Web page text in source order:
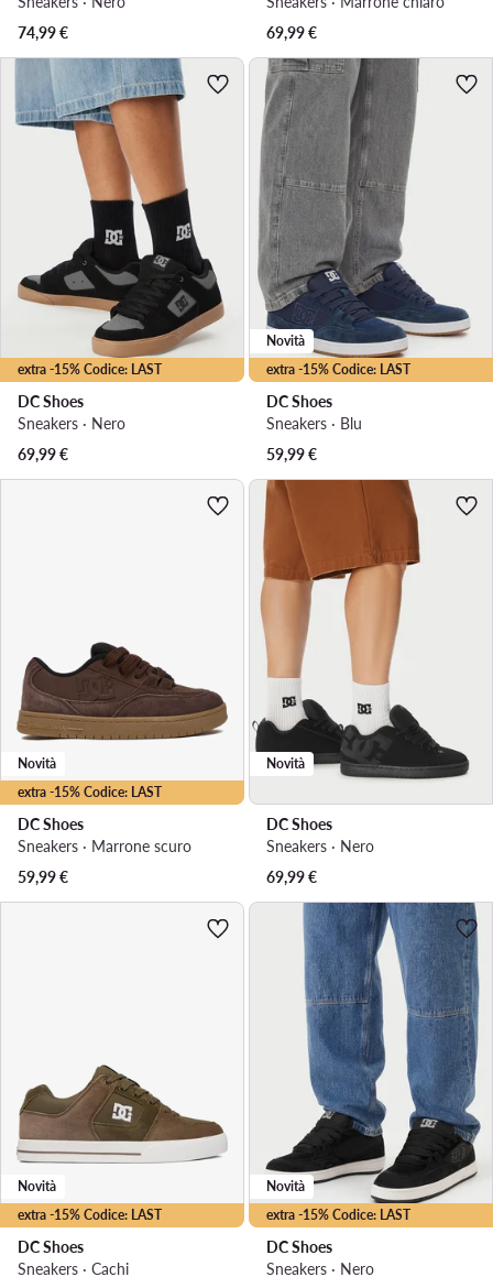
74,99€
69,99€
extra -15% Codice: LAST
DC Shoes
Sneakers · Nero
69,99€
extra -15% Codice: LAST
Novità
DC Shoes
Sneakers · Blu
59,99€
extra -15% Codice: LAST
Novità
DC Shoes
Sneakers · Marrone scuro
59,99€
Novità
DC Shoes
Sneakers · Nero
69,99€
extra -15% Codice: LAST
Novità
DC Shoes
Sneakers · Cachi
extra -15% Codice: LAST
Novità
DC Shoes
Sneakers · Nero